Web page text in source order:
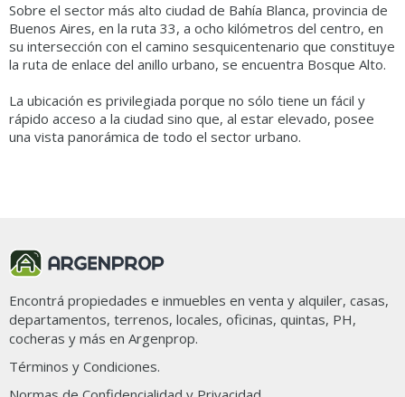
Sobre el sector más alto ciudad de Bahía Blanca, provincia de
Buenos Aires, en la ruta 33, a ocho kilómetros del centro, en
su intersección con el camino sesquicentenario que constituye
la ruta de enlace del anillo urbano, se encuentra Bosque Alto.
La ubicación es privilegiada porque no sólo tiene un fácil y
rápido acceso a la ciudad sino que, al estar elevado, posee
una vista panorámica de todo el sector urbano.
49 propiedades en Bosque Alto Country Club
Encontrá propiedades e inmuebles en venta y alquiler, casas,
departamentos, terrenos, locales, oficinas, quintas, PH,
cocheras y más en Argenprop.
Términos y Condiciones.